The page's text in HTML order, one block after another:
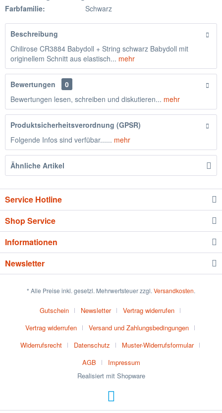
Farbfamilie:
Schwarz
Beschreibung
Chilirose CR3884 Babydoll + String schwarz Babydoll mit
originellem Schnitt aus elastisch... mehr
Bewertungen
0
Bewertungen lesen, schreiben und diskutieren... mehr
Produktsicherheitsverordnung (GPSR)
Folgende Infos sind verfübar...... mehr
Ähnliche Artikel
Service Hotline
Shop Service
Informationen
Newsletter
* Alle Preise inkl. gesetzl. Mehrwertsteuer zzgl. Versandkosten.
Gutschein Newsletter
Vertrag widerrufen
Vertrag widerrufen
Versand und Zahlungsbedingungen
Widerrufsrecht
Datenschutz
Muster-Widerrufsformular
AGB
Impressum
Realisiert mit Shopware